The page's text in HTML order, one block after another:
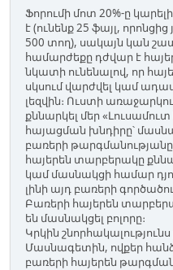
Ֆորումի մոտ 20%-ը
է (ունենք 25 ֆայլ,
500 տող), սակայն կան
համարժեքը դժվար է
նկատի ունենալով, որ
սկսում վարժվել կամ
լեզվին։ Ուստի
քննարկել մեր
հայացման խնդիրը՝
բառերի
հայերեն տարբերակը
կամ մասնակցի համար
լինի այդ բառերի
Բառերի հայերեն
են մասնակցել բոլորը։
Կրկին
Մասնագետին, ովքեր
բառերի հայերեն